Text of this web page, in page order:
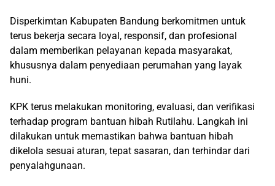
Disperkimtan Kabupaten Bandung berkomitmen untuk
terus bekerja secara loyal, responsif, dan profesional
dalam memberikan pelayanan kepada masyarakat,
khususnya dalam penyediaan perumahan yang layak
huni.
KPK terus melakukan monitoring, evaluasi, dan verifikasi
terhadap program bantuan hibah Rutilahu. Langkah ini
dilakukan untuk memastikan bahwa bantuan hibah
dikelola sesuai aturan, tepat sasaran, dan terhindar dari
penyalahgunaan.